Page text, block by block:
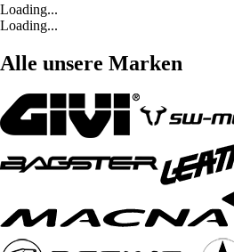
Loading...
Loading...
Alle unsere Marken